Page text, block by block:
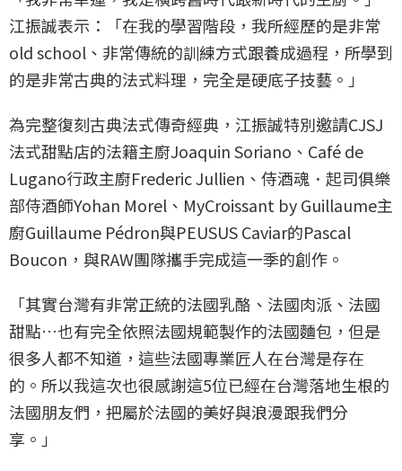
江振誠表示：「在我的學習階段，我所經歷的是非常
old school、非常傳統的訓練方式跟養成過程，所學到
的是非常古典的法式料理，完全是硬底子技藝。」
為完整復刻古典法式傳奇經典，江振誠特別邀請CJSJ
法式甜點店的法籍主廚Joaquin Soriano、Café de
Lugano行政主廚Frederic Jullien、侍酒魂．起司俱樂
部侍酒師Yohan Morel、MyCroissant by Guillaume主
廚Guillaume Pédron與PEUSUS Caviar的Pascal
Boucon，與RAW團隊攜手完成這一季的創作。
「其實台灣有非常正統的法國乳酪、法國肉派、法國
甜點…也有完全依照法國規範製作的法國麵包，但是
很多人都不知道，這些法國專業匠人在台灣是存在
的。所以我這次也很感謝這5位已經在台灣落地生根的
法國朋友們，把屬於法國的美好與浪漫跟我們分
享。」